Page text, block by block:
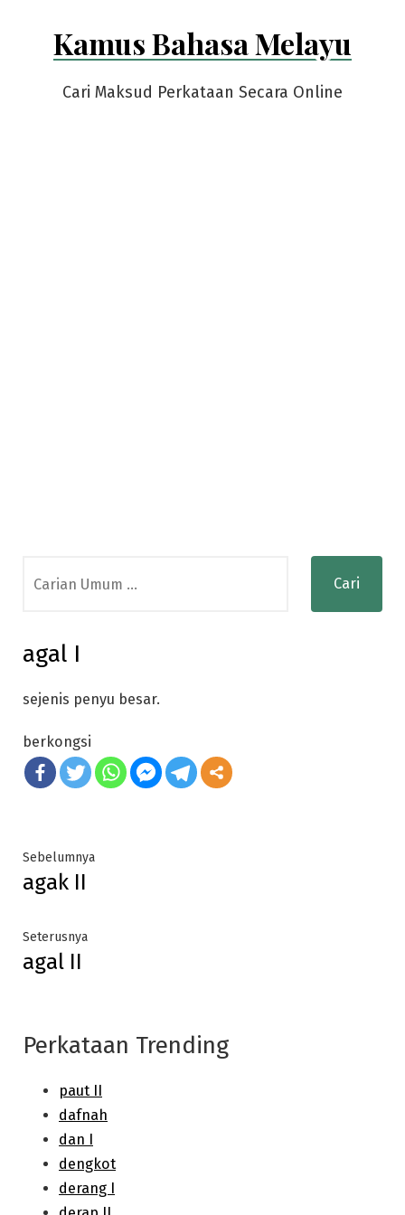
Kamus Bahasa Melayu
Cari Maksud Perkataan Secara Online
for:
agal I
sejenis penyu besar.
berkongsi
Post
navigation
SebelumnyaPrevious
agak II
SeterusnyaNext
agal II
Perkataan Trending